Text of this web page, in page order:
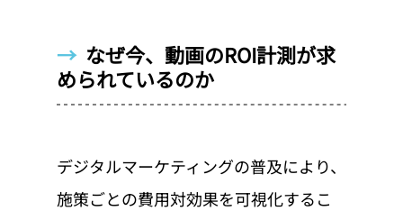
→ なぜ今、動画のROI計測が求
められているのか
デジタルマーケティングの普及により、
施策ごとの費用対効果を可視化するこ